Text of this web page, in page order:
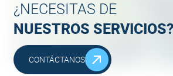
¿NECESITAS DE
NUESTROS SERVICIOS?
CONTÁCTANOS